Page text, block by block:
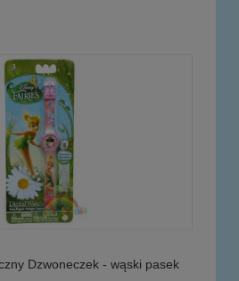
Dzwoneczek - wąski pasek